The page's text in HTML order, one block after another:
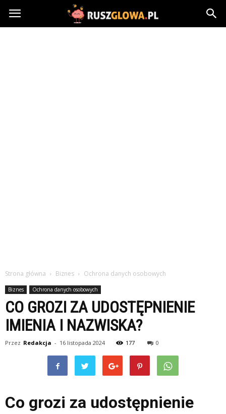
Ruszglowa.pl
Strona główna Biznes Ochrona danych osobowych
Biznes Ochrona danych osobowych
CO GROZI ZA UDOSTĘPNIENIE
IMIENIA I NAZWISKA?
Przez Redakcja - 16 listopada 2024 177 0
Co grozi za udostępnienie